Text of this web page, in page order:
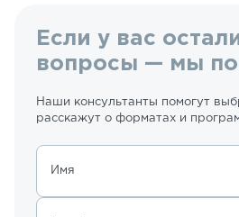
Если у вас
вопросы — мы
Наши консультанты помогут
расскажут о форматах и
Имя